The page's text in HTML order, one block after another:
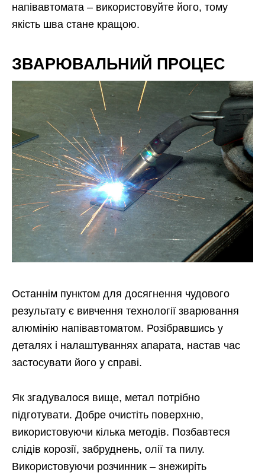
напівавтомата – використовуйте його, тому
якість шва стане кращою.
ЗВАРЮВАЛЬНИЙ ПРОЦЕС
Останнім пунктом для досягнення чудового
результату є вивчення технології зварювання
алюмінію напівавтоматом. Розібравшись у
деталях і налаштуваннях апарата, настав час
застосувати його у справі.
Як згадувалося вище, метал потрібно
підготувати. Добре очистіть поверхню,
використовуючи кілька методів. Позбавтеся
слідів корозії, забруднень, олії та пилу.
Використовуючи розчинник – знежиріть